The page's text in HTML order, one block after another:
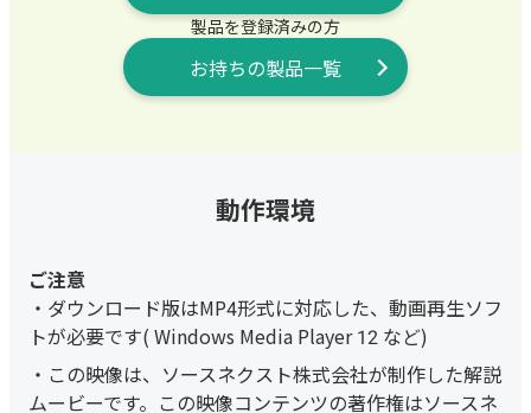
製品を登録済みの方
お持ちの製品一覧
動作環境
ダウンロード版はMP4形式に対応した、動画再生ソフ
トが必要です( Windows Media Player 12 など)
この映像は、ソースネクスト株式会社が制作した解説
ムービーです。この映像コンテンツの著作権はソースネ